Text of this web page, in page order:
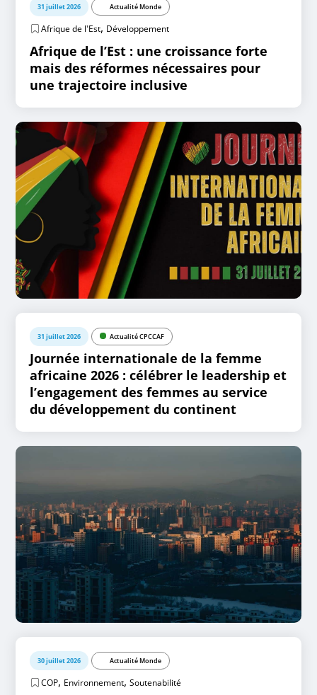
31 juillet 2026 Actualité Monde
Afrique de l'Est, Développement
Afrique de l’Est : une croissance forte
mais des réformes nécessaires pour
une trajectoire inclusive
31 juillet 2026 Actualité CPCCAF
Journée internationale de la femme
africaine 2026 : célébrer le leadership et
l’engagement des femmes au service
du développement du continent
30 juillet 2026 Actualité Monde
COP, Environnement,Soutenabilité